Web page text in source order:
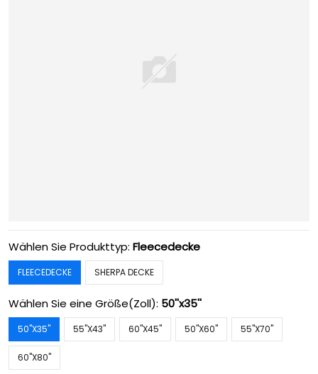
Wählen Sie Produkttyp: Fleecedecke
FLEECEDECKE SHERPA DECKE
Wählen Sie eine Größe(Zoll): 50''x35''
50''X35'' 55''X43'' 60''X45'' 50''X60'' 55''X70''
60''X80''